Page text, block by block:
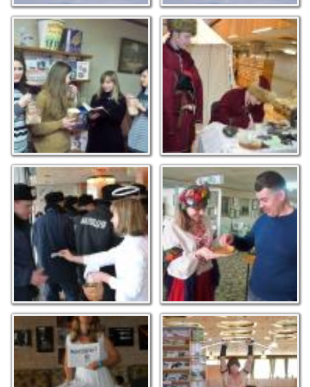
Їмо та слухаємо. Фото
Н. Гаврильченко
Служба йде, а козак...
не спить. Фото М.С.
Макарюка
Бібліоянгол дарує
любов... Фото М.С.
Макарюка
Масляна гуляє. Фото Н.
Гаврильченко
Нью-Йорк, Санкт-
Петербург, Сідней
читають херсонських
поетів на сторінках
газети "Интеллигент".
Під надійним захистом
козаків. Фото М.С.
Макарюка